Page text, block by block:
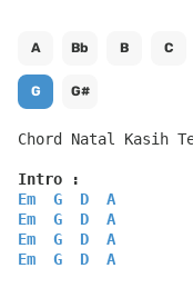
A Bb B C
G G#
Chord Natal Kasih
Intro :
Em
G D
A
Em
G D
A
Em
G D
A
Em
G D A